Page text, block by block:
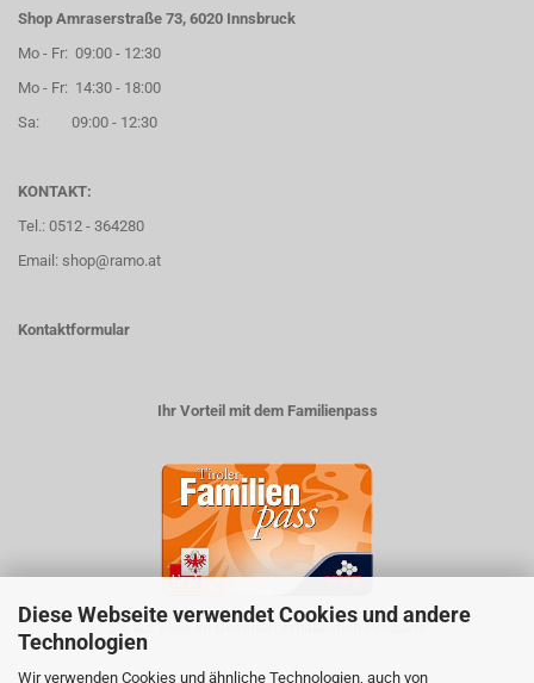
Diese Webseite verwendet Cookies und andere
Technologien
Wir verwenden Cookies und ähnliche Technologien, auch von
Shop Amraserstraße 73, 6020 Innsbruck
Mo - Fr: 09:00 - 12:30
Mo - Fr: 14:30 - 18:00
Sa: 09:00 - 12:30
KONTAKT:
Tel.: 0512 - 364280
Email: shop@ramo.at
Kontaktformular
Ihr Vorteil mit dem Familienpass
5% auf viele im Geschäft erhältlichen Produkte